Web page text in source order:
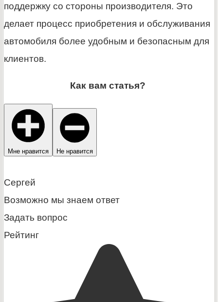
поддержку со стороны производителя. Это
делает процесс приобретения и обслуживания
автомобиля более удобным и безопасным для
клиентов.
Как вам статья?
Мне нравится Не нравится
Сергей
Возможно мы знаем ответ
Задать вопрос
Рейтинг